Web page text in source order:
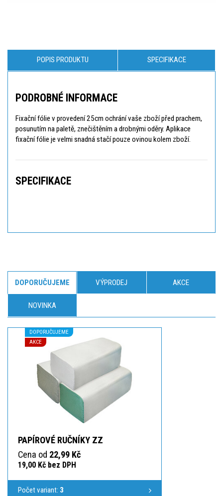
POPIS PRODUKTU SPECIFIKACE
PODROBNÉ INFORMACE
Fixační fólie v provedení 25cm ochrání vaše zboží před prachem,
posunutím na paletě, znečištěním a drobnými oděry. Aplikace
fixační fólie je velmi snadná stačí pouze ovinou kolem zboží.
SPECIFIKACE
DOPORUČUJEME VÝPRODEJ AKCE
NOVINKA
DOPORUČUJEME
AKCE
PAPÍROVÉ RUČNÍKY ZZ
Cena od 22,99 Kč
19,00 Kč bez DPH
Počet variant: 3